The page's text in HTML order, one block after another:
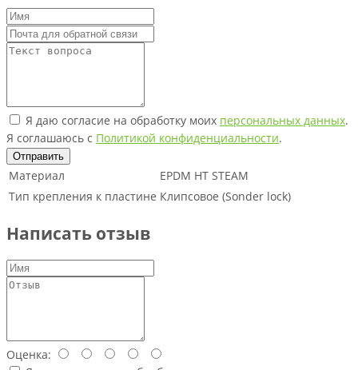
Я даю согласие на обработку моих персональных данных.
Я соглашаюсь с Политикой конфиденциальности.
Отправить
Материал
EPDM HT STEAM
Тип крепления к пластине Клипсовое (Sonder lock)
Написать отзыв
Оценка: